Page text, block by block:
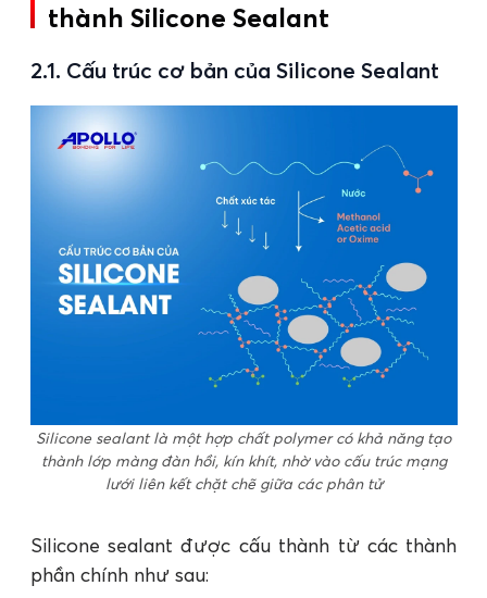
thành Silicone Sealant
2.1. Cấu trúc cơ bản của Silicone Sealant
Silicone sealant là một hợp chất polymer có khả năng tạo
thành lớp màng đàn hồi, kín khít, nhờ vào cấu trúc mạng
lưới liên kết chặt chẽ giữa các phân tử
Silicone sealant được cấu thành từ các thành
phần chính như sau: